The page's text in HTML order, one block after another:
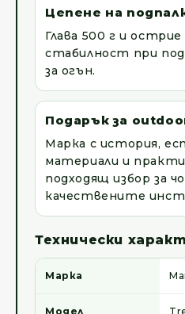
Цепене на
Глава 500 г и
стабилност при
за огън.
Подарък за
Марка с история,
материали и
подходящ избор за
качествените
Технически
Марка
Модел